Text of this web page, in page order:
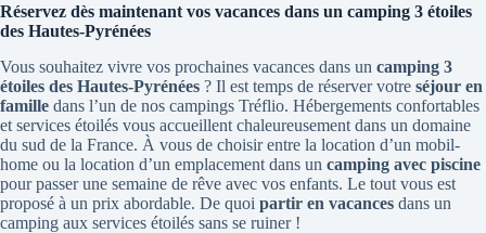
Réservez dès maintenant vos vacances dans un camping 3 étoiles
des Hautes-Pyrénées
Vous souhaitez vivre vos prochaines vacances dans un camping 3
étoiles des Hautes-Pyrénées ? Il est temps de réserver votre séjour en
famille dans l’un de nos campings Tréflio. Hébergements confortables
et services étoilés vous accueillent chaleureusement dans un domaine
du sud de la France. À vous de choisir entre la location d’un mobil-
home ou la location d’un emplacement dans un camping avec piscine
pour passer une semaine de rêve avec vos enfants. Le tout vous est
proposé à un prix abordable. De quoi partir en vacances dans un
camping aux services étoilés sans se ruiner !